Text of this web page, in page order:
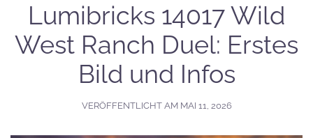
Lumibricks 14017 Wild
West Ranch Duel: Erstes
Bild und Infos
VERÖFFENTLICHT AM MAI 11, 2026